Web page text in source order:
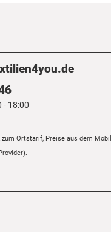
- 18:00
Ortstarif, Preise aus dem